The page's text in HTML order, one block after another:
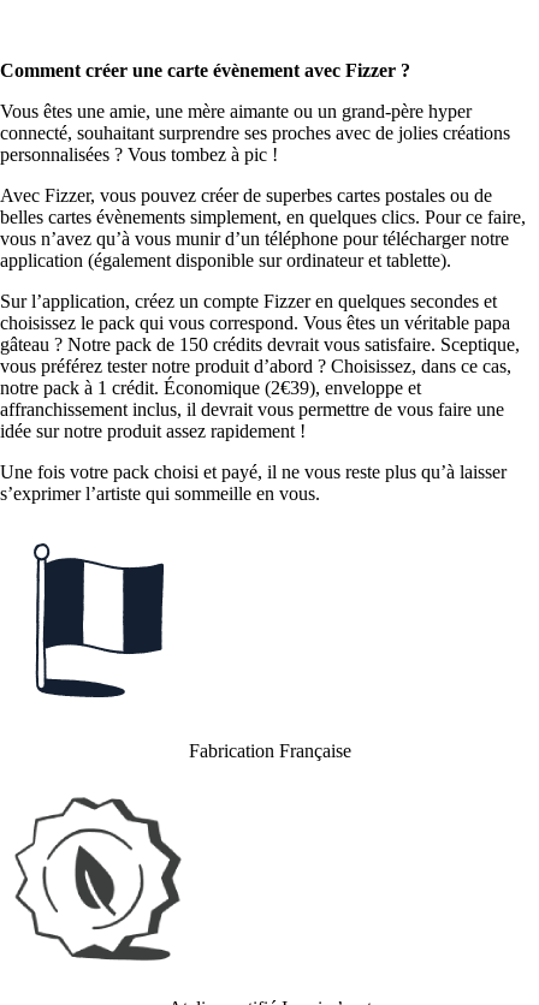
Comment créer une carte évènement avec Fizzer ?
Vous êtes une amie, une mère aimante ou un grand-père hyper
connecté, souhaitant surprendre ses proches avec de jolies créations
personnalisées ? Vous tombez à pic !
Avec Fizzer, vous pouvez créer de superbes cartes postales ou de
belles cartes évènements simplement, en quelques clics. Pour ce faire,
vous n’avez qu’à vous munir d’un téléphone pour télécharger notre
application (également disponible sur ordinateur et tablette).
Sur l’application, créez un compte Fizzer en quelques secondes et
choisissez le pack qui vous correspond. Vous êtes un véritable papa
gâteau ? Notre pack de 150 crédits devrait vous satisfaire. Sceptique,
vous préférez tester notre produit d’abord ? Choisissez, dans ce cas,
notre pack à 1 crédit. Économique (2€39), enveloppe et
affranchissement inclus, il devrait vous permettre de vous faire une
idée sur notre produit assez rapidement !
Une fois votre pack choisi et payé, il ne vous reste plus qu’à laisser
s’exprimer l’artiste qui sommeille en vous.
Fabrication Française